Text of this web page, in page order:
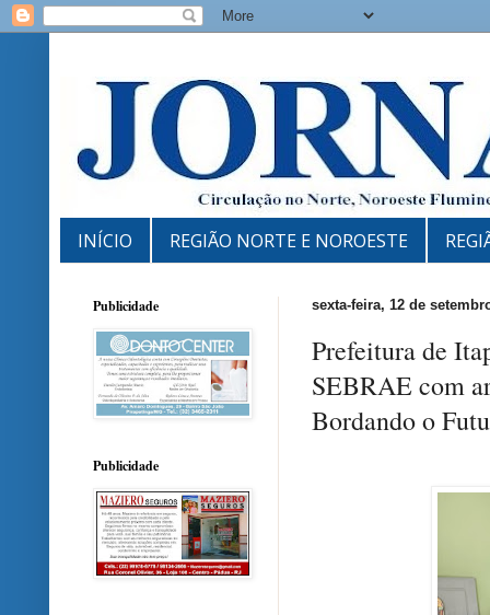
INÍCIO REGIÃO NORTE E NOROESTE
sexta-feira, 12 de
Prefeitura de
SEBRAE com
Bordando o
Publicidade
Publicidade